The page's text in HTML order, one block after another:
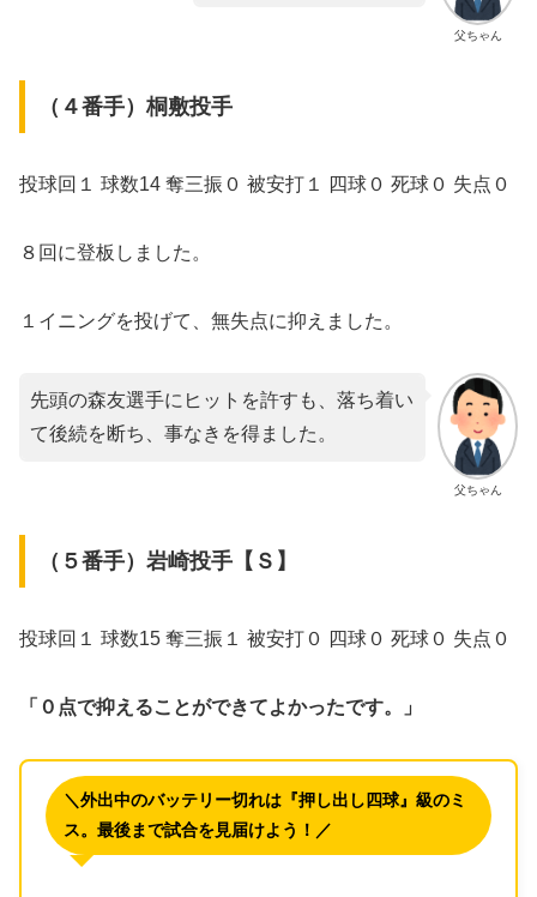
父ちゃん
​（４番手）桐敷投手
​投球回１ 球数14 奪三振０ 被安打１ 四球０ 死球０ 失点０
８回に登板しました。
１イニングを投げて、無失点に抑えました。
父ちゃん
先頭の森友選手にヒットを許すも、落ち着い
て後続を断ち、事なきを得ました。
​（５番手）岩崎投手【Ｓ】
​投球回１ 球数15 奪三振１ 被安打０ 四球０ 死球０ 失点０
「０点で抑えることができてよかったです。」
＼外出中のバッテリー切れは『押し出し四球』級のミ
ス。最後まで試合を見届けよう！／